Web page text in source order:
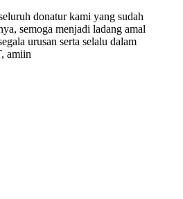
donatur kami yang sudah
semoga menjadi ladang amal
urusan serta selalu dalam
amiin